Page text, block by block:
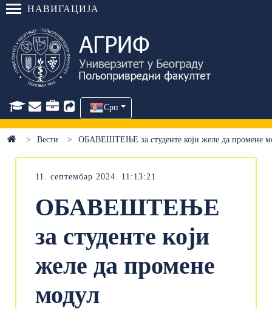
НАВИГАЦИЈА
Срп
Вести ОБАВЕШТЕЊЕ за студенте који желе да промене
11. септембар 2024. 11:13:21
ОБАВЕШТЕЊЕ
за студенте који
желе да промене
модул